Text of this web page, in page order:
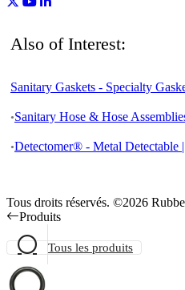
Also of Interest:
Sanitary Gaskets - Specialty
Sanitary Hose & Hose
Detectomer® - Metal Detectable
Tous droits réservés. ©2026
Produits
Tous les produits